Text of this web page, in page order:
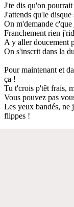
J'te dis qu'on
J'attends qu'le disque
On m'demande
Franchement rien
A y aller doucement
On s'inscrit dans la
Pour maintenant et
ça !
Tu t'crois p'têt frais,
Vous pouvez pas
Les yeux bandés, ne
flippes !